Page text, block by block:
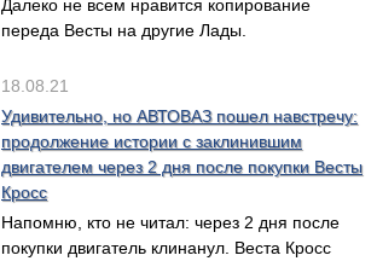
Далеко не всем нравится копирование
переда Весты на другие Лады.
18.08.21
Удивительно, но АВТОВАЗ пошел навстречу:
продолжение истории с заклинившим
двигателем через 2 дня после покупки Весты
Кросс
Напомню, кто не читал: через 2 дня после
покупки двигатель клинанул. Веста Кросс